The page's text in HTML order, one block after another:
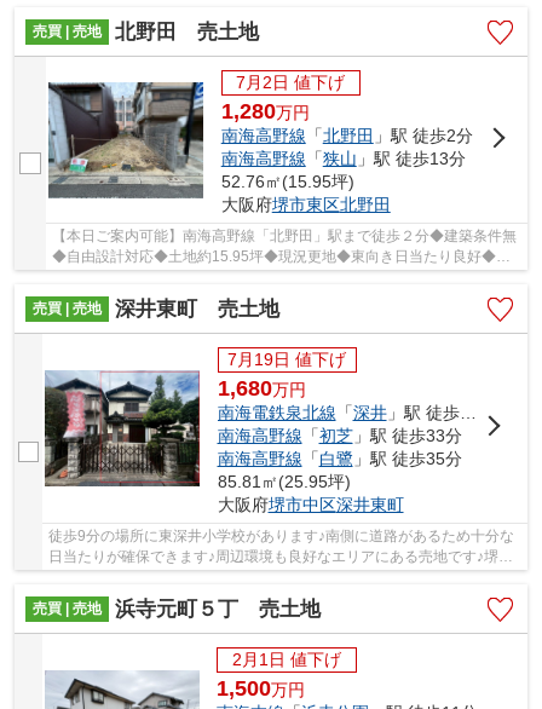
売買 | 売地 北野田 売土地
7月2日 値下げ
1,280万円
南海高野線 「北野田 」駅 徒歩2分
南海高野線 「狭山 」駅 徒歩13分
52.76㎡(15.95坪)
大阪府堺市東区北野田
【本日ご案内可能】南海高野線「北野田」駅まで徒歩２分◆建築条件無
◆自由設計対応◆土地約15.95坪◆現況更地◆東向き日当たり良好◆店
売買 | 売地
深井東町 売土地
7月19日 値下げ
1,680万円
南海電鉄泉北線 「深井」駅 徒歩14分
南海高野線 「初芝」駅 徒歩33分
南海高野線 「白鷺 」駅 徒歩35分
85.81㎡(25.95坪)
大阪府堺市中区深井東町
徒歩9分の場所に東深井小学校があります♪南側に道路があるため十分な
日当たりが確保できます♪周辺環境も良好なエリアにある売地です♪堺市
売買 | 売地
浜寺元町５丁 売土地
2月1日 値下げ
1,500万円